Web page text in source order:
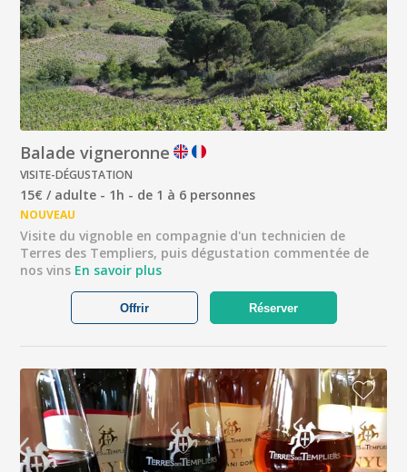
Balade vigneronne
VISITE-DÉGUSTATION
15€ / adulte - 1h - de 1 à 6 personnes
NOUVEAU
Visite du vignoble en compagnie d'un technicien de
Terres des Templiers, puis dégustation commentée de
nos vins En savoir plus
Réserver
Offrir